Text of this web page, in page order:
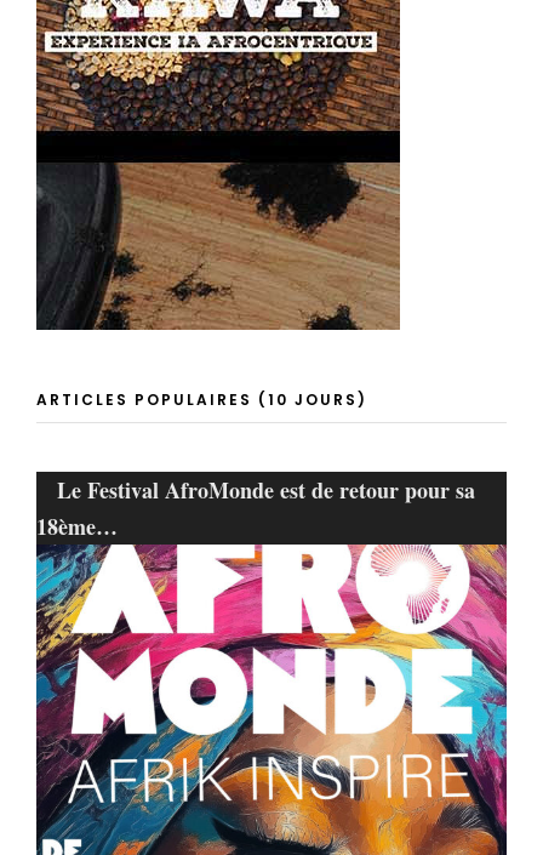
ARTICLES POPULAIRES (10 JOURS)
Le Festival AfroMonde est de retour pour sa
18ème…